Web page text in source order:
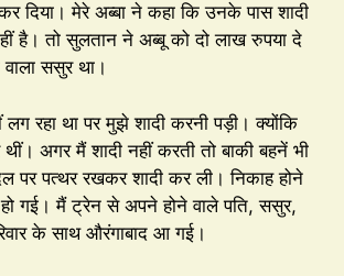
दिया। मेरे अब्बा ने कहा कि उनके पास शादी
है। तो सुलतान ने अब्बू को दो लाख रुपया दे
वाला ससुर था।
रहा था पर मुझे शादी करनी पड़ी। क्योंकि
अगर मैं शादी नहीं करती तो बाकी बहनें भी
पर पत्थर रखकर शादी कर ली। निकाह होने
हो गई। मैं ट्रेन से अपने होने वाले पति, ससुर,
के साथ औरंगाबाद आ गई।